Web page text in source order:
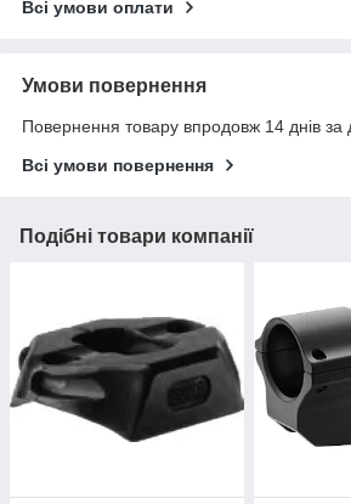
Всі умови оплати
Умови повернення
Повернення товару впродовж 14 днів за
Всі умови повернення
Подібні товари компанії